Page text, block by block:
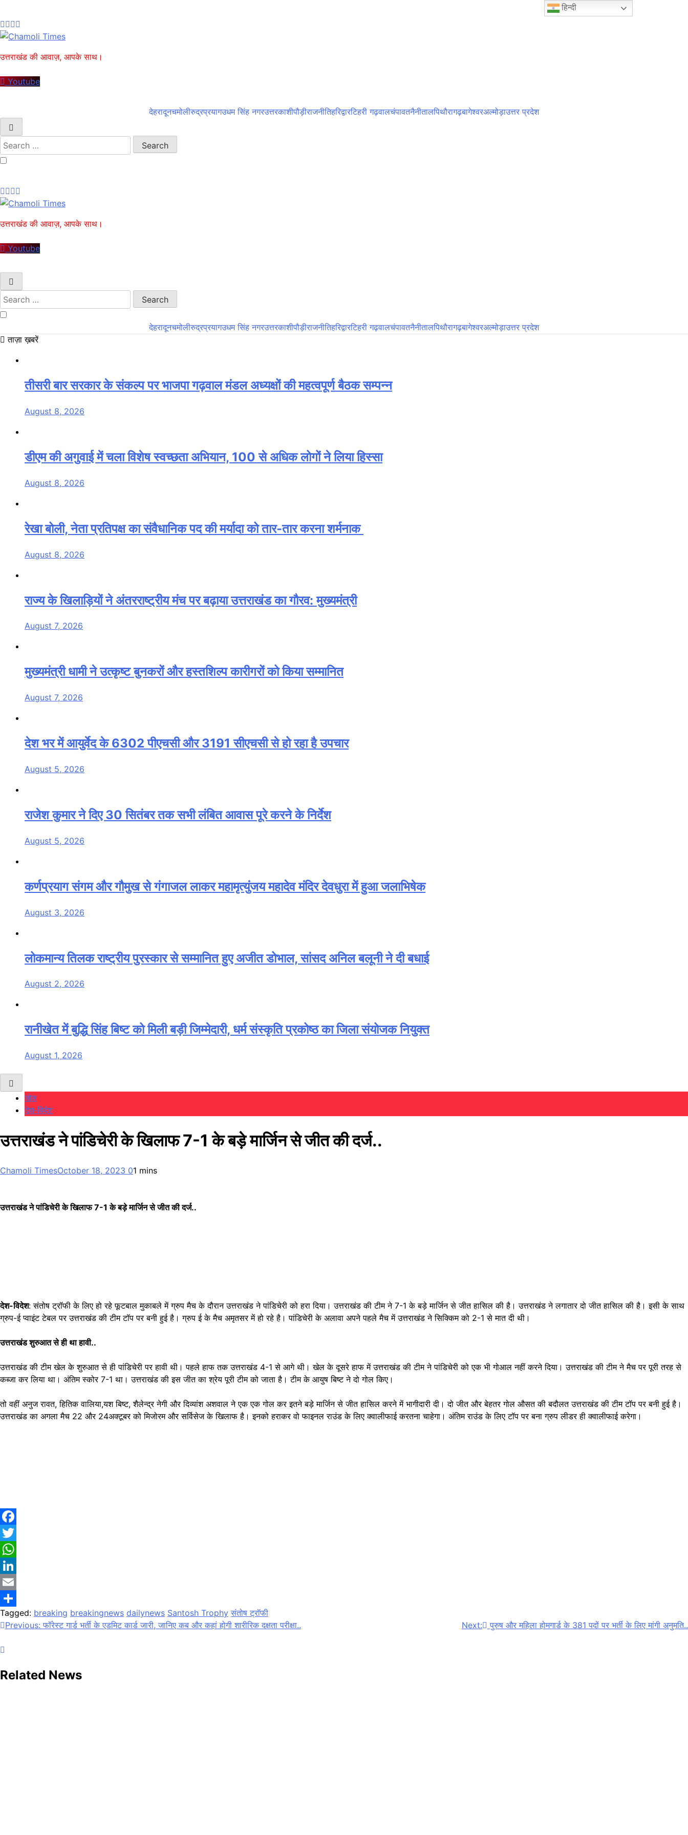
content
Chamoli Times
उत्तराखंड की आवाज़, आपके साथ।
Youtube
देहरादूनचमोलीरुद्रप्रयागउधम सिंह नगरउत्तरकाशीपौड़ीराजनीतिहरिद्वारटिहरी गढ़वालचंपावतनैनीतालपिथौरागढ़बागेश्वरअल्मोड़ाउत्तर प्रदेश
Search
for:
Chamoli Times
उत्तराखंड की आवाज़, आपके साथ।
Youtube
Search
for:
देहरादूनचमोलीरुद्रप्रयागउधम सिंह नगरउत्तरकाशीपौड़ीराजनीतिहरिद्वारटिहरी गढ़वालचंपावतनैनीतालपिथौरागढ़बागेश्वरअल्मोड़ाउत्तर प्रदेश
ताज़ा ख़बरें
तीसरी बार सरकार के संकल्प पर भाजपा गढ़वाल मंडल अध्यक्षों की महत्वपूर्ण बैठक सम्पन्न
August 8, 2026
डीएम की अगुवाई में चला विशेष स्वच्छता अभियान, 100 से अधिक लोगों ने लिया हिस्सा
August 8, 2026
रेखा बोली, नेता प्रतिपक्ष का संवैधानिक पद की मर्यादा को तार-तार करना शर्मनाक
August 8, 2026
राज्य के खिलाड़ियों ने अंतरराष्ट्रीय मंच पर बढ़ाया उत्तराखंड का गौरव: मुख्यमंत्री
August 7, 2026
मुख्यमंत्री धामी ने उत्कृष्ट बुनकरों और हस्तशिल्प कारीगरों को किया सम्मानित
August 7, 2026
देश भर में आयुर्वेद के 6302 पीएचसी और 3191 सीएचसी से हो रहा है उपचार
August 5, 2026
राजेश कुमार ने दिए 30 सितंबर तक सभी लंबित आवास पूरे करने के निर्देश
August 5, 2026
कर्णप्रयाग संगम और गौमुख से गंगाजल लाकर महामृत्युंजय महादेव मंदिर देवधुरा में हुआ जलाभिषेक
August 3, 2026
लोकमान्य तिलक राष्ट्रीय पुरस्कार से सम्मानित हुए अजीत डोभाल, सांसद अनिल बलूनी ने दी बधाई
August 2, 2026
रानीखेत में बुद्धि सिंह बिष्ट को मिली बड़ी जिम्मेदारी, धर्म संस्कृति प्रकोष्ठ का जिला संयोजक नियुक्त
August 1, 2026
खेल
देश-विदेश
उत्तराखंड ने पांडिचेरी के खिलाफ 7-1 के बड़े मार्जिन से जीत की दर्ज..
Chamoli TimesOctober 18, 2023 01 mins
उत्तराखंड ने पांडिचेरी के खिलाफ 7-1 के बड़े मार्जिन से जीत की दर्ज..
देश-विदेश: संतोष ट्रॉफी के लिए हो रहे फूटबाल मुकाबले में ग्रुप मैच के दौरान उत्तराखंड ने पांडिचेरी को हरा दिया। उत्तराखंड की टीम ने 7-1 के बड़े मार्जिन से जीत हासिल की है। उत्तराखंड ने लगातार दो जीत हासिल की है। इसी के साथ
ग्रुप-ई प्वाइंट टेबल पर उत्तराखंड की टीम टॉप पर बनी हुई है। ग्रुप ई के मैच अमृतसर में हो रहे है। पांडिचेरी के अलावा अपने पहले मैच में उत्तराखंड ने सिक्किम को 2-1 से मात दी थी।
उत्तराखंड शुरुआत से ही था हावी..
उत्तराखंड की टीम खेल के शुरुआत से ही पांडिचेरी पर हावी थी। पहले हाफ तक उत्तराखंड 4-1 से आगे थी। खेल के दूसरे हाफ में उत्तराखंड की टीम ने पांडिचेरी को एक भी गोआल नहीं करने दिया। उत्तराखंड की टीम ने मैच पर पूरी तरह से
कब्जा कर लिया था। अंतिम स्कोर 7-1 था। उत्तराखंड की इस जीत का श्रेय पूरी टीम को जाता है। टीम के आयुष बिष्ट ने दो गोल किए।
तो वहीं अनुज रावत, हितिक वालिया,यश बिष्ट, शैलेन्द्र नेगी और दिव्यांश अशवाल ने एक एक गोल कर इतने बड़े मार्जिन से जीत हासिल करने में भागीदारी दी। दो जीत और बेहतर गोल औसत की बदौलत उत्तराखंड की टीम टॉप पर बनी हुई है।
उत्तराखंड का अगला मैच 22 और 24अक्टूबर को मिजोरम और सर्विसेज के खिलाफ है। इनको हराकर वो फाइनल राउंड के लिए क्वालीफाई करतना चाहेगा। अंतिम राउंड के लिए टॉप पर बना ग्रुप लीडर ही क्वालीफाई करेगा।
Facebook
Twitter
WhatsApp
LinkedIn
Email
Share
Tagged: breaking breakingnews dailynews Santosh Trophy संतोष ट्रॉफी
Post
navigation
Previous: फॉरेस्ट गार्ड भर्ती के एडमिट कार्ड जारी, जानिए कब और कहां होगी शारीरिक दक्षता परीक्षा.. Next: पुरुष और महिला होमगार्ड के 381 पदों पर भर्ती के लिए मांगी अनुमति..
Related News
हिन्दी